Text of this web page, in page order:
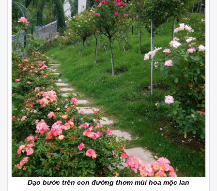
Dạo bước trên con đường thơm mùi hoa mộc lan